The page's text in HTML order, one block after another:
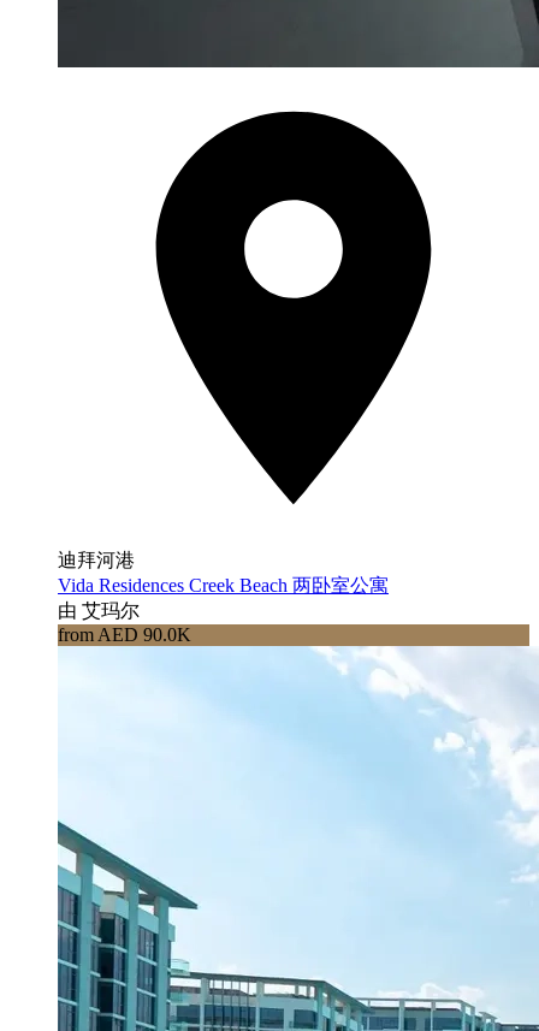
迪拜河港
Vida Residences Creek Beach 两卧室公寓
由 艾玛尔
from AED 90.0K